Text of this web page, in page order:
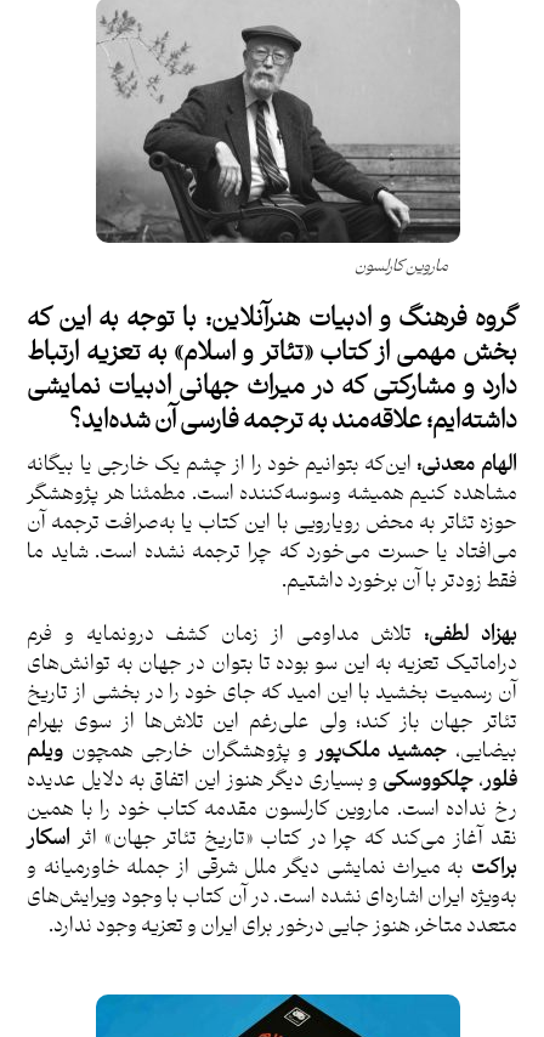
ماروین کارلسون
گروه فرهنگ و ادبیات هنرآنلاین: با توجه به این که
بخش مهمی از کتاب «تئاتر و اسلام» به تعزیه ارتباط
دارد و مشارکتی که در میراث جهانی ادبیات نمایشی
داشته‌ایم؛ علاقه‌مند به ترجمه فارسی آن شده‌اید؟
الهام معدنی: این‌که بتوانیم خود را از چشم یک خارجی یا بیگانه
مشاهده کنیم همیشه وسوسه‌کننده است. مطمئنا هر پژوهشگر
حوزه تئاتر به محض رویارویی با این کتاب یا به‌صرافت ترجمه آن
می‌افتاد یا حسرت می‌خورد که چرا ترجمه نشده است. شاید ما
فقط زودتر با آن برخورد داشتیم.
بهزاد لطفی: تلاش مداومی از زمان کشف درونمایه و فرم
دراماتیک تعزیه به این سو بوده تا بتوان در جهان به توانش‌های
آن رسمیت بخشید با این امید که جای خود را در بخشی از تاریخ
تئاتر جهان باز کند؛ ولی علی‌رغم این تلاش‌ها از سوی بهرام
بیضایی، جمشید ملک‌پورو پژوهشگران خارجی همچون ویلم
فلور،چلکووسکی و بسیاری دیگر هنوز این اتفاق به دلایل عدیده
رخ نداده است. ماروین کارلسون مقدمه کتاب خود را با همین
نقد آغاز می‌کند که چرا در کتاب «تاریخ تئاتر جهان» اثر اسکار
براکت به میراث نمایشی دیگر ملل شرقی از جمله خاورمیانه و
به‌ویژه ایران اشاره‌ای نشده است. در آن کتاب با وجود ویرایش‌های
متعدد متاخر، هنوز جایی درخور برای ایران و تعزیه وجود ندارد.